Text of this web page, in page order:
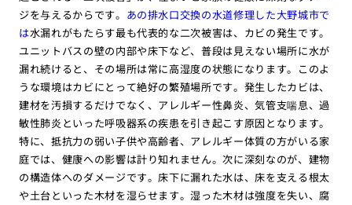
ジを与えるからです。 あの排水口交換の水道修理した大野城市で
は水漏れがもたらす最も代表的な二次被害は、カビの発生です。
ユニットバスの壁の内部や床下など、普段は見えない場所に水が
漏れ続けると、その場所は常に高湿度の状態になります。このよ
うな環境はカビにとって絶好の繁殖場所です。発生したカビは、
建材を汚損するだけでなく、アレルギー性鼻炎、気管支喘息、過
敏性肺炎といった呼吸器系の疾患を引き起こす原因となります。
特に、抵抗力の弱い子供や高齢者、アレルギー体質の方がいる家
庭では、健康への影響は計り知れません。次に深刻なのが、建物
の構造体へのダメージです。床下に漏れた水は、床を支える根太
や土台といった木材を湿らせます。湿った木材は強度を失い、腐